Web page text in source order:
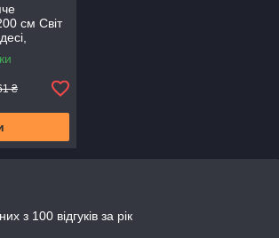
см Світ
₴
з 100 відгуків за рік